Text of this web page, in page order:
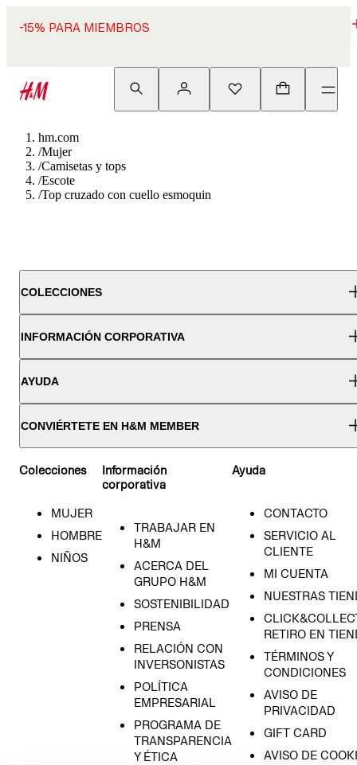
-15% PARA MIEMBROS
hm.com
/Mujer
/Camisetas y tops
/Escote
/Top cruzado con cuello esmoquin
COLECCIONES
INFORMACIÓN CORPORATIVA
AYUDA
CONVIÉRTETE EN H&M MEMBER
Colecciones
MUJER
HOMBRE
NIÑOS
Información
corporativa
TRABAJAR EN
H&M
ACERCA DEL
GRUPO H&M
SOSTENIBILIDAD
PRENSA
RELACIÓN CON
INVERSONISTAS
POLÍTICA
EMPRESARIAL
PROGRAMA DE
TRANSPARENCIA
Y ÉTICA
Ayuda
CONTACTO
SERVICIO AL
CLIENTE
MI CUENTA
NUESTRAS
RETIRO EN
TÉRMINOS Y
CONDICIONES
AVISO DE
PRIVACIDAD
GIFT CARD
AVISO DE